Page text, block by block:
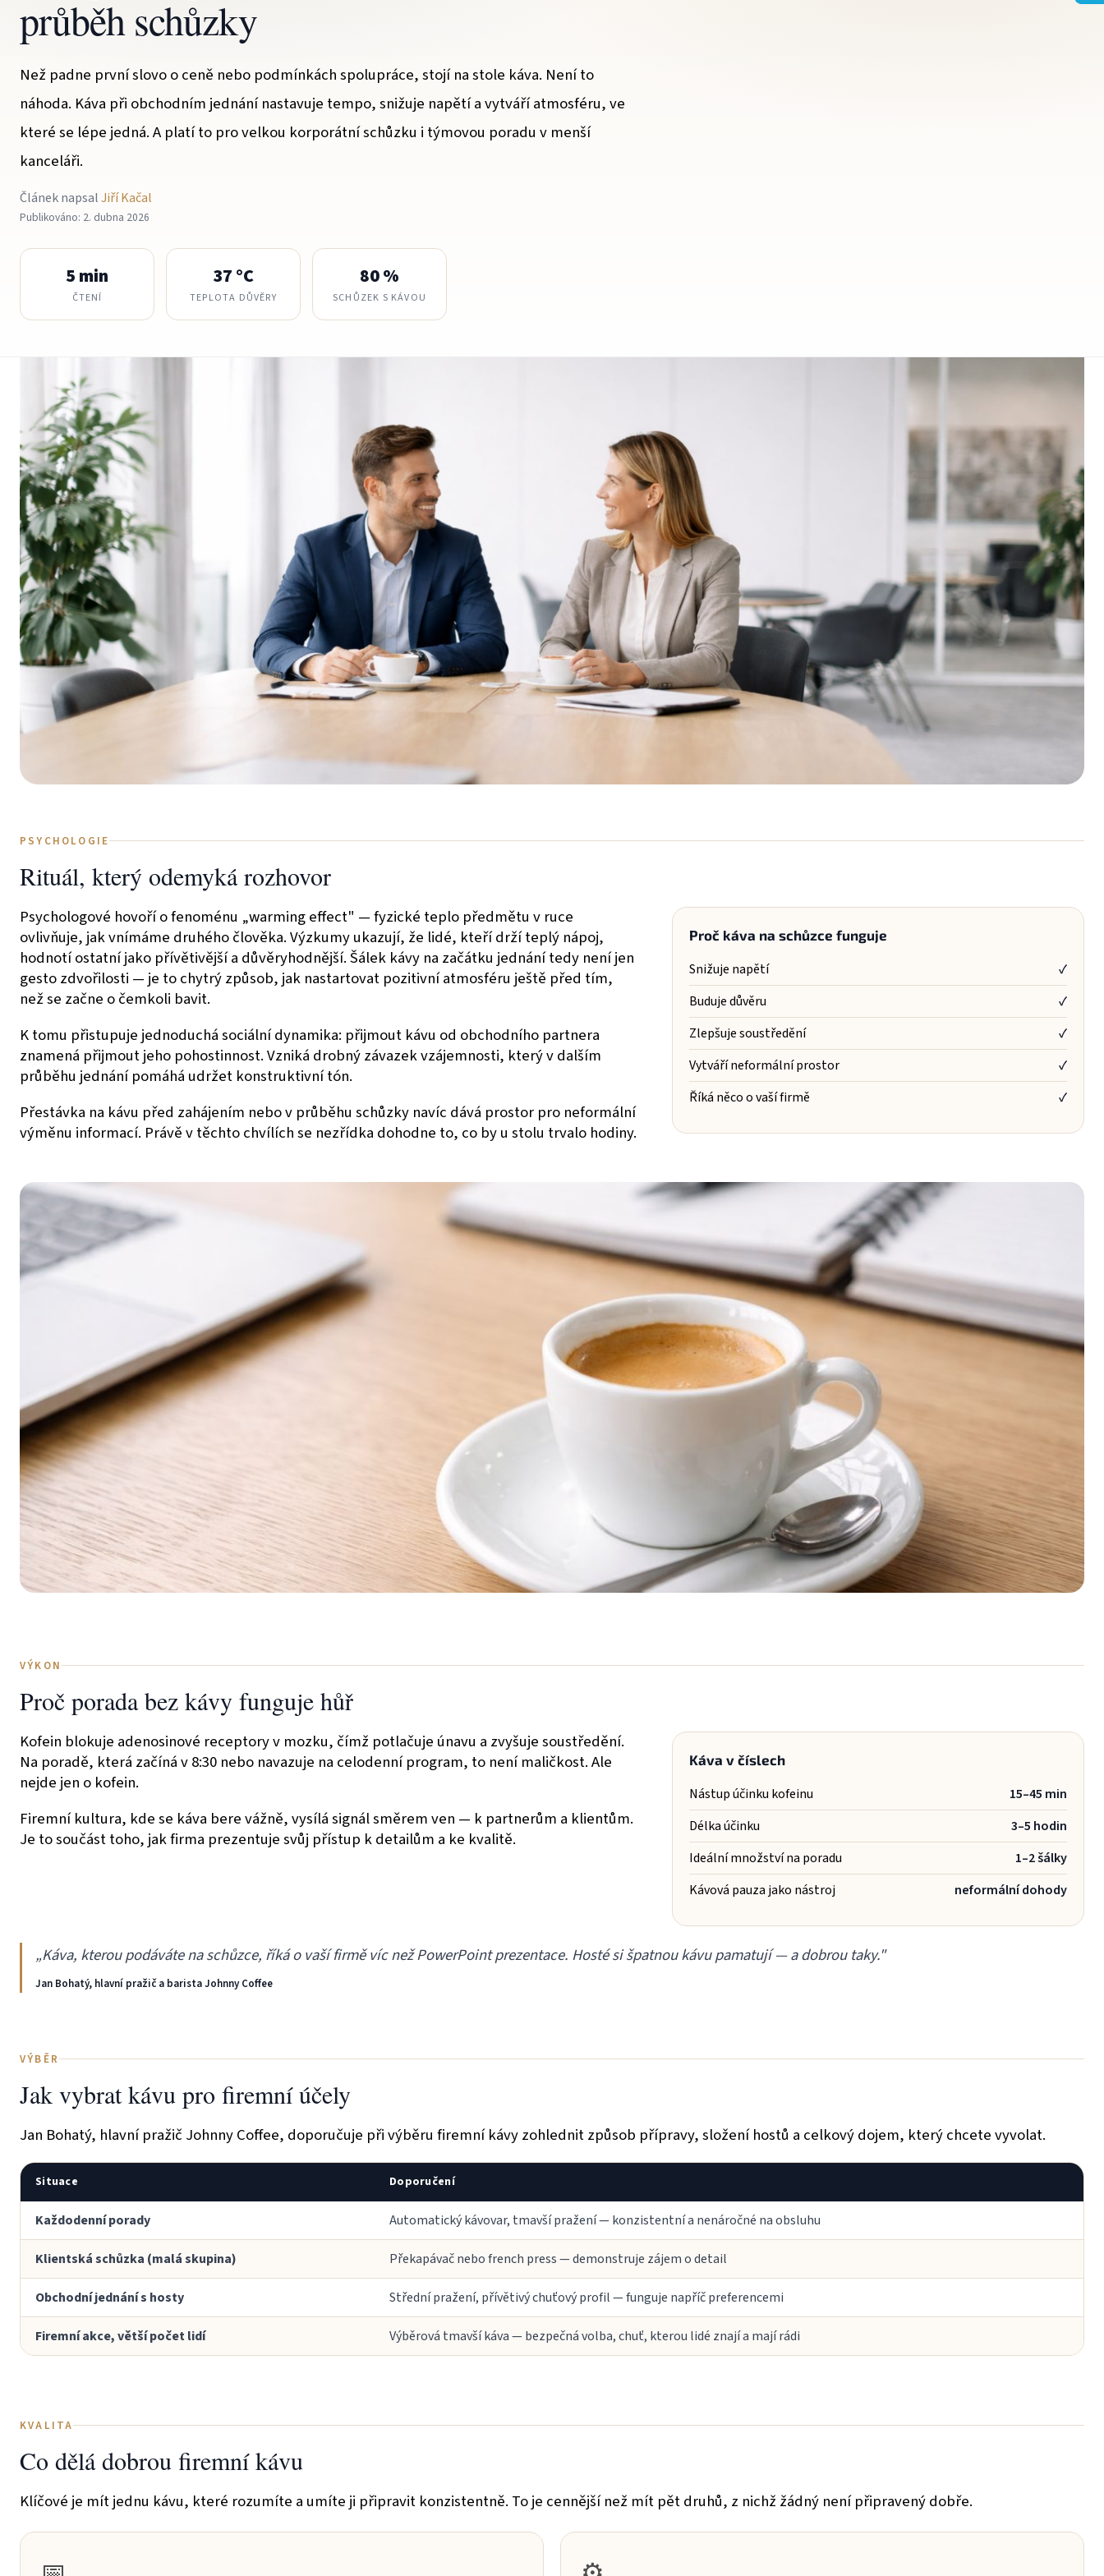
průběh schůzky
Než padne první slovo o ceně nebo podmínkách spolupráce, stojí na stole káva. Není to
náhoda. Káva při obchodním jednání nastavuje tempo, snižuje napětí a vytváří atmosféru, ve
které se lépe jedná. A platí to pro velkou korporátní schůzku i týmovou poradu v menší
kanceláři.
Článek napsalJiří Kačal
Publikováno: 2. dubna 2026
5 min
ČTENÍ
37 °C
TEPLOTA DŮVĚRY
80 %
SCHŮZEK S KÁVOU
PSYCHOLOGIE
Rituál, který odemyká rozhovor
Psychologové hovoří o fenoménu „warming effect" — fyzické teplo předmětu v ruce
ovlivňuje, jak vnímáme druhého člověka. Výzkumy ukazují, že lidé, kteří drží teplý nápoj,
hodnotí ostatní jako přívětivější a důvěryhodnější. Šálek kávy na začátku jednání tedy není jen
gesto zdvořilosti — je to chytrý způsob, jak nastartovat pozitivní atmosféru ještě před tím,
než se začne o čemkoli bavit.
K tomu přistupuje jednoduchá sociální dynamika: přijmout kávu od obchodního partnera
znamená přijmout jeho pohostinnost. Vzniká drobný závazek vzájemnosti, který v dalším
průběhu jednání pomáhá udržet konstruktivní tón.
Přestávka na kávu před zahájením nebo v průběhu schůzky navíc dává prostor pro neformální
výměnu informací. Právě v těchto chvílích se nezřídka dohodne to, co by u stolu trvalo hodiny.
Proč káva na schůzce funguje
Snižuje napětí
✓
Buduje důvěru
✓
Zlepšuje soustředění
✓
Vytváří neformální prostor
✓
Říká něco o vaší firmě
✓
VÝKON
Proč porada bez kávy funguje hůř
Kofein blokuje adenosinové receptory v mozku, čímž potlačuje únavu a zvyšuje soustředění.
Na poradě, která začíná v 8:30 nebo navazuje na celodenní program, to není maličkost. Ale
nejde jen o kofein.
Firemní kultura, kde se káva bere vážně, vysílá signál směrem ven — k partnerům a klientům.
Je to součást toho, jak firma prezentuje svůj přístup k detailům a ke kvalitě.
Káva v číslech
Nástup účinku kofeinu
15–45 min
Délka účinku
3–5 hodin
Ideální množství na poradu
1–2 šálky
Kávová pauza jako nástroj
neformální dohody
„Káva, kterou podáváte na schůzce, říká o vaší firmě víc než PowerPoint prezentace. Hosté si špatnou kávu pamatují — a dobrou taky."
Jan Bohatý, hlavní pražič a barista Johnny Coffee
VÝBĚR
Jak vybrat kávu pro firemní účely
Jan Bohatý, hlavní pražič Johnny Coffee, doporučuje při výběru firemní kávy zohlednit způsob přípravy, složení hostů a celkový dojem, který chcete vyvolat.
Situace Doporučení
Každodenní porady Automatický kávovar, tmavší pražení — konzistentní a nenáročné na obsluhu
Klientská schůzka (malá skupina) Překapávač nebo french press — demonstruje zájem o detail
Obchodní jednání s hosty Střední pražení, přívětivý chuťový profil — funguje napříč preferencemi
Firemní akce, větší počet lidí Výběrová tmavší káva — bezpečná volba, chuť, kterou lidé znají a mají rádi
KVALITA
Co dělá dobrou firemní kávu
Klíčové je mít jednu kávu, které rozumíte a umíte ji připravit konzistentně. To je cennější než mít pět druhů, z nichž žádný není připravený dobře.